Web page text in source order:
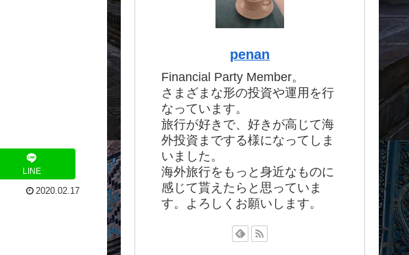
LINE
2020.02.17
penan
Financial Party Member。
さまざまな形の投資や運用を行
なっています。
旅行が好きで、好きが高じて海
外投資までする様になってしま
いました。
海外旅行をもっと身近なものに
感じて貰えたらと思っていま
す。よろしくお願いします。